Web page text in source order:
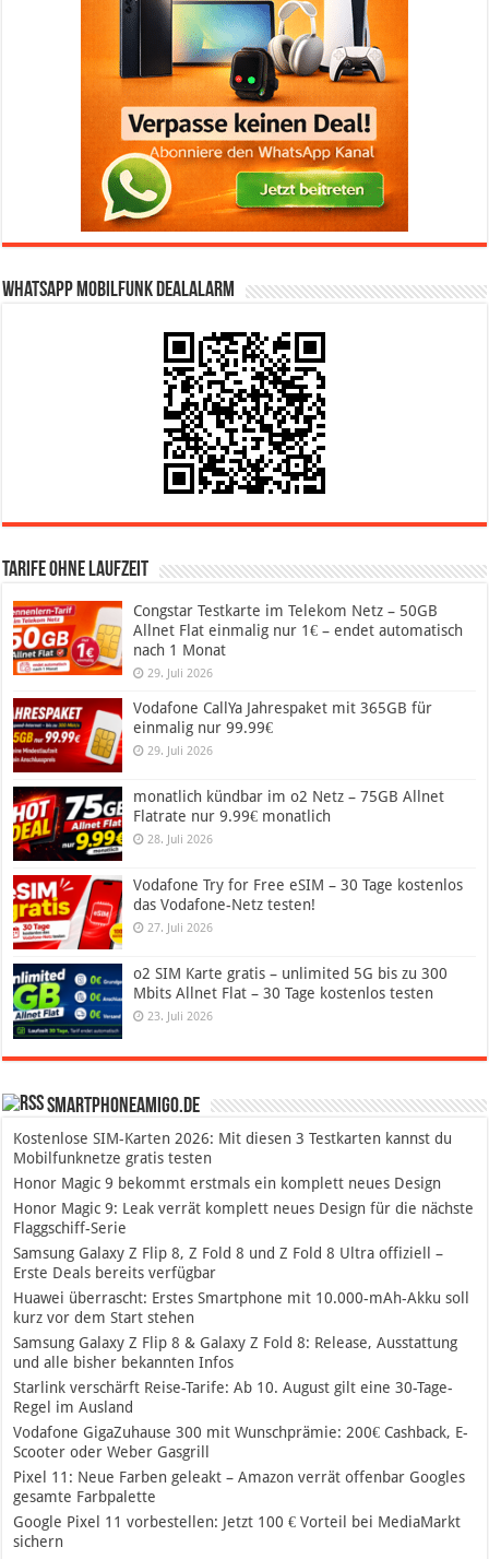
WhatsApp Mobilfunk DealAlarm
Tarife ohne Laufzeit
Congstar Testkarte im Telekom Netz – 50GB
Allnet Flat einmalig nur 1€ – endet automatisch
nach 1 Monat
29. Juli 2026
Vodafone CallYa Jahrespaket mit 365GB für
einmalig nur 99.99€
29. Juli 2026
monatlich kündbar im o2 Netz – 75GB Allnet
Flatrate nur 9.99€ monatlich
28. Juli 2026
Vodafone Try for Free eSIM – 30 Tage kostenlos
das Vodafone-Netz testen!
27. Juli 2026
o2 SIM Karte gratis – unlimited 5G bis zu 300
Mbits Allnet Flat – 30 Tage kostenlos testen
23. Juli 2026
SmartphoneAmigo.de
Kostenlose SIM-Karten 2026: Mit diesen 3 Testkarten kannst du
Mobilfunknetze gratis testen
Honor Magic 9 bekommt erstmals ein komplett neues Design
Honor Magic 9: Leak verrät komplett neues Design für die nächste
Flaggschiff-Serie
Samsung Galaxy Z Flip 8, Z Fold 8 und Z Fold 8 Ultra offiziell –
Erste Deals bereits verfügbar
Huawei überrascht: Erstes Smartphone mit 10.000-mAh-Akku soll
kurz vor dem Start stehen
Samsung Galaxy Z Flip 8 & Galaxy Z Fold 8: Release, Ausstattung
und alle bisher bekannten Infos
Starlink verschärft Reise-Tarife: Ab 10. August gilt eine 30-Tage-
Regel im Ausland
Vodafone GigaZuhause 300 mit Wunschprämie: 200€ Cashback, E-
Scooter oder Weber Gasgrill
Pixel 11: Neue Farben geleakt – Amazon verrät offenbar Googles
gesamte Farbpalette
Google Pixel 11 vorbestellen: Jetzt 100 € Vorteil bei MediaMarkt
sichern